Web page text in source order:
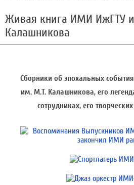
Живая книга ИМИ ИжГТУ
Калашникова
Сборники об эпохальных
им. М.Т. Калашникова, его
сотрудниках, его